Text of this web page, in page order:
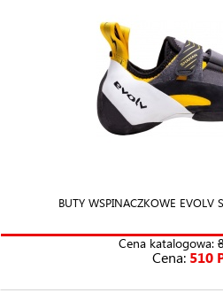
BUTY WSPINACZKOWE EVOLV
Cena katalogowa:
Cena: 510